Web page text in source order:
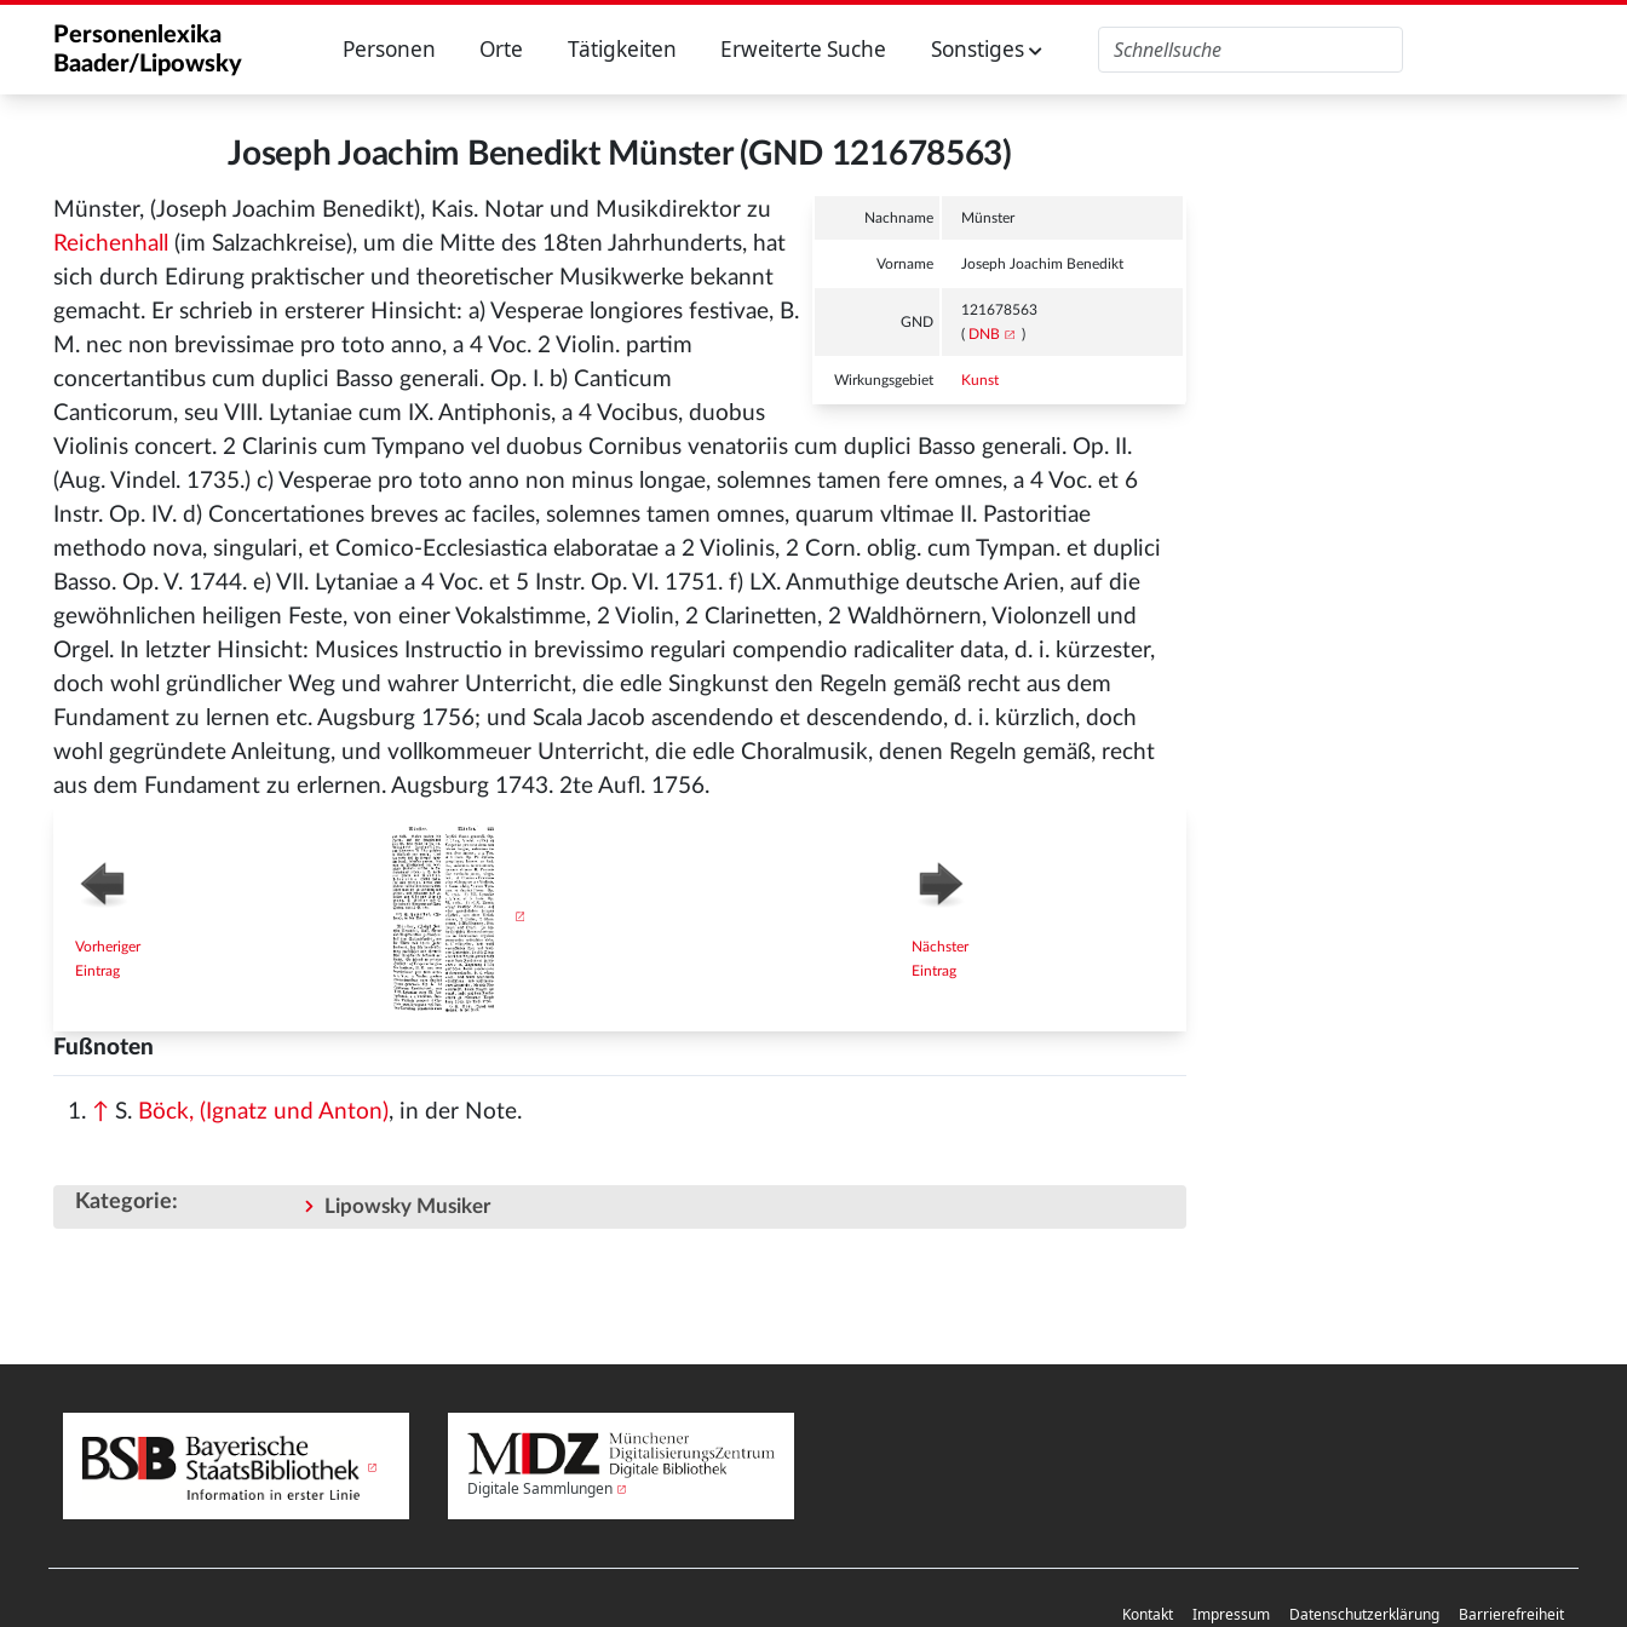
Personenlexika
Baader/Lipowsky
Personen Orte Tätigkeiten Erweiterte Suche Sonstiges
Joseph Joachim Benedikt Münster (GND 121678563)
Nachname Münster
Vorname Joseph Joachim Benedikt
GND
121678563
( DNB )
Wirkungsgebiet Kunst
Münster, (Joseph Joachim Benedikt), Kais. Notar und Musikdirektor zu
Reichenhall
(im Salzachkreise), um die Mitte des 18ten Jahrhunderts, hat
sich durch Edirung praktischer und theoretischer Musikwerke bekannt
gemacht. Er schrieb in ersterer Hinsicht: a) Vesperae longiores festivae, B.
M. nec non brevissimae pro toto anno, a 4 Voc. 2 Violin. partim
concertantibus cum duplici Basso generali. Op. I. b) Canticum
Canticorum, seu VIII. Lytaniae cum IX. Antiphonis, a 4 Vocibus, duobus
Violinis concert. 2 Clarinis cum Tympano vel duobus Cornibus venatoriis cum duplici Basso generali. Op. II.
(Aug. Vindel. 1735.) c) Vesperae pro toto anno non minus longae, solemnes tamen fere omnes, a 4 Voc. et 6
Instr. Op. IV. d) Concertationes breves ac faciles, solemnes tamen omnes, quarum vltimae II. Pastoritiae
methodo nova, singulari, et Comico-Ecclesiastica elaboratae a 2 Violinis, 2 Corn. oblig. cum Tympan. et duplici
Basso. Op. V. 1744. e) VII. Lytaniae a 4 Voc. et 5 Instr. Op. VI. 1751. f) LX. Anmuthige deutsche Arien, auf die
gewöhnlichen heiligen Feste, von einer Vokalstimme, 2 Violin, 2 Clarinetten, 2 Waldhörnern, Violonzell und
Orgel. In letzter Hinsicht: Musices Instructio in brevissimo regulari compendio radicaliter data, d. i. kürzester,
doch wohl gründlicher Weg und wahrer Unterricht, die edle Singkunst den Regeln gemäß recht aus dem
Fundament zu lernen etc. Augsburg 1756; und Scala Jacob ascendendo et descendendo, d. i. kürzlich, doch
wohl gegründete Anleitung, und vollkommeuer Unterricht, die edle Choralmusik, denen Regeln gemäß, recht
aus dem Fundament zu erlernen. Augsburg 1743. 2te Aufl. 1756.
Vorheriger
Eintrag
Nächster
Eintrag
Fußnoten
↑ S. Böck, (Ignatz und Anton), in der Note.
Kategorie: Lipowsky Musiker
Digitale Sammlungen
Kontakt Impressum Datenschutzerklärung Barrierefreiheit